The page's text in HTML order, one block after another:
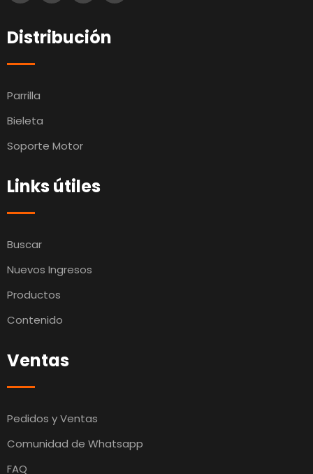
Distribución
Parrilla
Bieleta
Soporte Motor
Links útiles
Buscar
Nuevos Ingresos
Productos
Contenido
Ventas
Pedidos y Ventas
Comunidad de Whatsapp
FAQ